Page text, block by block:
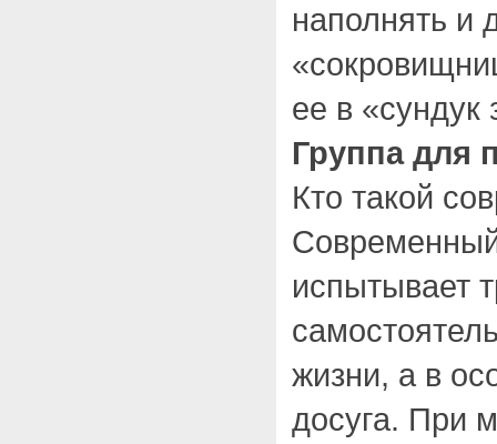
наполнять и
ее в
Группа для
Кто такой
испытывает
жизни, а в
досуга. При